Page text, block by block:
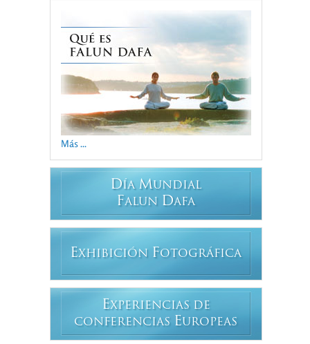
Más ...
DÍA MUNDIAL
FALUN DAFA
EXHIBICIÓN FOTOGRÁFICA
EXPERIENCIAS DE
CONFERENCIAS EUROPEAS